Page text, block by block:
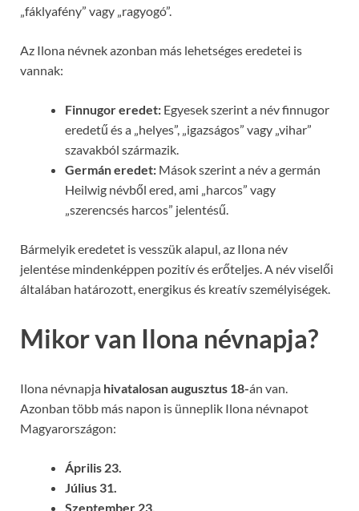
„fáklyafény” vagy „ragyogó”.
Az Ilona névnek azonban más lehetséges eredetei is
vannak:
Finnugor eredet: Egyesek szerint a név finnugor
eredetű és a „helyes”, „igazságos” vagy „vihar”
szavakból származik.
Germán eredet: Mások szerint a név a germán
Heilwig névből ered, ami „harcos” vagy
„szerencsés harcos” jelentésű.
Bármelyik eredetet is vesszük alapul, az Ilona név
jelentése mindenképpen pozitív és erőteljes. A név viselői
általában határozott, energikus és kreatív személyiségek.
Mikor van Ilona névnapja?
Ilona névnapja hivatalosan augusztus 18-án van.
Azonban több más napon is ünneplik Ilona névnapot
Magyarországon:
Április 23.
Július 31.
Szeptember 23.